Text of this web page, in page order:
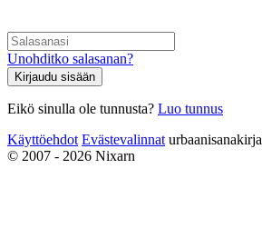
Unohditko salasanan?
Kirjaudu sisään
Eikö sinulla ole tunnusta? Luo tunnus
Käyttöehdot Evästevalinnat
© 2007 - 2026 Nixarn